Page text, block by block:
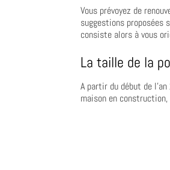
Vous prévoyez de
suggestions proposées
consiste alors à vous
La taille de la
A partir du début de
maison en